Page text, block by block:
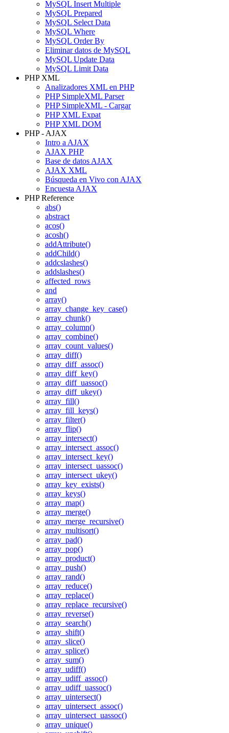
MySQL Insert Multiple
MySQL Prepared
MySQL Select Data
MySQL Where
MySQL Order By
Eliminar datos de MySQL
MySQL Update Data
MySQL Limit Data
PHP XML
Analizadores XML en PHP
PHP SimpleXML Parser
PHP SimpleXML - Cargar
PHP XML Expat
PHP XML DOM
PHP - AJAX
Intro a AJAX
AJAX PHP
Base de datos AJAX
AJAX XML
Búsqueda en Vivo con AJAX
Encuesta AJAX
PHP Reference
abs()
abstract
acos()
acosh()
addAttribute()
addChild()
addcslashes()
addslashes()
affected_rows
and
array()
array_change_key_case()
array_chunk()
array_column()
array_combine()
array_count_values()
array_diff()
array_diff_assoc()
array_diff_key()
array_diff_uassoc()
array_diff_ukey()
array_fill()
array_fill_keys()
array_filter()
array_flip()
array_intersect()
array_intersect_assoc()
array_intersect_key()
array_intersect_uassoc()
array_intersect_ukey()
array_key_exists()
array_keys()
array_map()
array_merge()
array_merge_recursive()
array_multisort()
array_pad()
array_pop()
array_product()
array_push()
array_rand()
array_reduce()
array_replace()
array_replace_recursive()
array_reverse()
array_search()
array_shift()
array_slice()
array_splice()
array_sum()
array_udiff()
array_udiff_assoc()
array_udiff_uassoc()
array_uintersect()
array_uintersect_assoc()
array_uintersect_uassoc()
array_unique()